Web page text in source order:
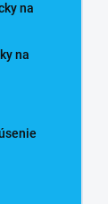
na
na